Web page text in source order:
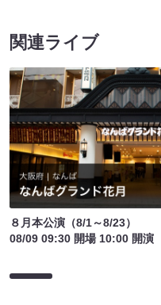
関連ライブ
８月本公演（8/1～8/23）
08/09 09:30 開場 10:00 開演